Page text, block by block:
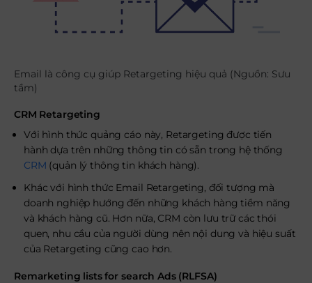
Email là công cụ giúp Retargeting hiệu quả (Nguồn: Sưu
tầm)
CRM Retargeting
Với hình thức quảng cáo này, Retargeting được tiến
hành dựa trên những thông tin có sẵn trong hệ thống
CRM (quản lý thông tin khách hàng).
Khác với hình thức Email Retargeting, đối tượng mà
doanh nghiệp hướng đến những khách hàng tiềm năng
và khách hàng cũ. Hơn nữa, CRM còn lưu trữ các thói
quen, nhu cầu của người dùng nên nội dung và hiệu suất
của Retargeting cũng cao hơn.
Remarketing lists for search Ads (RLFSA)